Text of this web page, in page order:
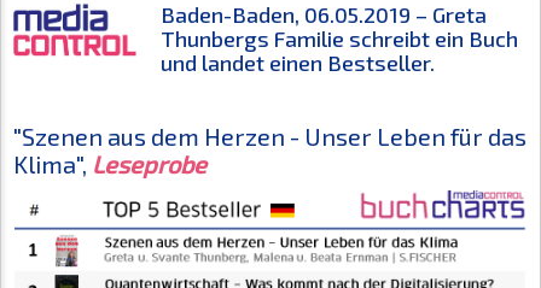
Baden-Baden, 06.05.2019 – Greta
Thunbergs Familie schreibt ein Buch
und landet einen Bestseller.
"Szenen aus dem Herzen - Unser Leben für das
Klima", Leseprobe